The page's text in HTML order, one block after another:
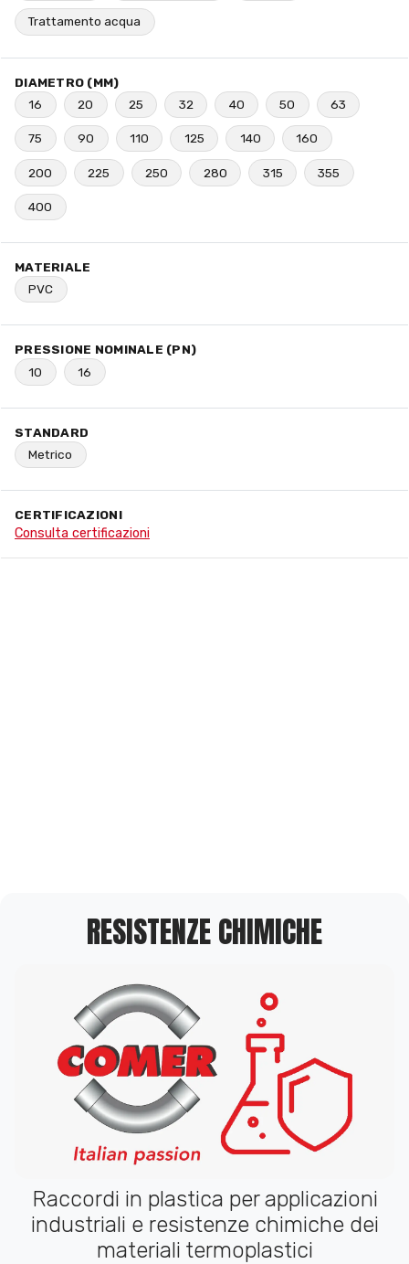
Trattamento acqua
DIAMETRO (MM)
16
20 25 32 40 50 63
75 90 110 125 140 160
200 225 250 280 315 355
400
MATERIALE
PVC
PRESSIONE NOMINALE (PN)
10
16
STANDARD
Metrico
CERTIFICAZIONI
Consulta certificazioni
RESISTENZE CHIMICHE
Raccordi in plastica per applicazioni
industriali e resistenze chimiche dei
materiali termoplastici